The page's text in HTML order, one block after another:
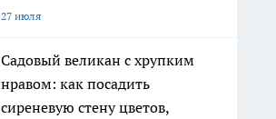
27 июля
Садовый великан с хрупким
нравом: как посадить
сиреневую стену цветов,